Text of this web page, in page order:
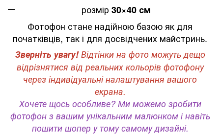
розмір 30×40 см
Фотофон стане надійною базою як для
початківців, так і для досвідчених майстринь.
Зверніть увагу!Відтінки на фото можуть дещо
відрізнятися від реальних кольорів фотофону
через індивідуальні налаштування вашого
екрана.
Хочете щось особливе? Ми можемо зробити
фотофон з вашим унікальним малюнком і навіть
пошити шопер у тому самому дизайні.